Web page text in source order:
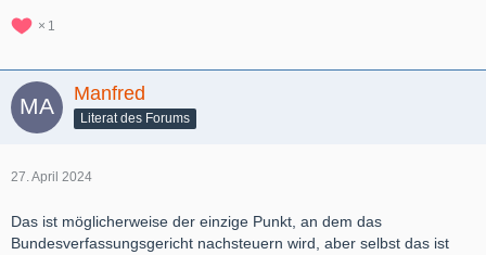
1
Manfred
Literat des Forums
27. April 2024
Das ist möglicherweise der einzige Punkt, an dem das
Bundesverfassungsgericht nachsteuern wird, aber selbst das ist